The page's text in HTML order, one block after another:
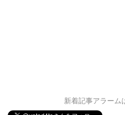
新着記事アラーム